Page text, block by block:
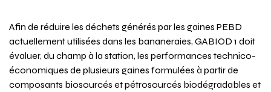
Afin de réduire les déchets générés par les gaines PEBD
actuellement utilisées dans les bananeraies, GABIOD 1 doit
évaluer, du champ à la station, les performances technico-
économiques de plusieurs gaines formulées à partir de
composants biosourcés et pétrosourcés biodégradables et